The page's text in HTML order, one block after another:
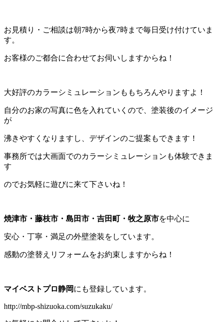
お見積り・ご相談は朝7時から夜7時まで毎日受け付けていま
す。
お客様のご都合に合わせてお伺いしますからね！
大好評のカラーシミュレーションももちろんやりますよ！
自分のお家の写真に色を入れていくので、塗装後のイメージ
が
沸きやすくなりますし、デザインのご提案もできます！
事務所では大画面でのカラーシミュレーションも体験できま
す
のでお気軽に遊びに来て下さいね！
焼津市・藤枝市・島田市・吉田町・牧之原市を中心に
安心・丁寧・満足の外壁塗装をしています。
感動の塗替えリフォームをお約束しますからね！
マイベストプロ静岡にも登録しています。
http://mbp-shizuoka.com/suzukaku/